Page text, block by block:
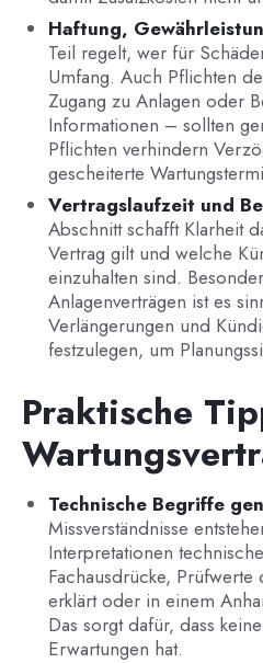
Haftung,
Teil regelt, wer für
Umfang. Auch Pflichten
Zugang zu Anlagen oder
Informationen – sollten
Pflichten verhindern
gescheiterte
Vertragslaufzeit und
Abschnitt schafft Klarheit
Vertrag gilt und welche
einzuhalten sind.
Anlagenverträgen ist es
Verlängerungen und
festzulegen, um
Praktische
Technische Begriffe
Missverständnisse
Interpretationen
Fachausdrücke,
erklärt oder in einem
Das sorgt dafür, dass
Erwartungen hat.